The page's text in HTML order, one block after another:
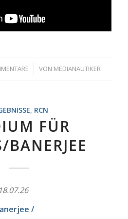
/ VON MEDIANAUTIKER
, RCN
FÜR
BANERJEE
/